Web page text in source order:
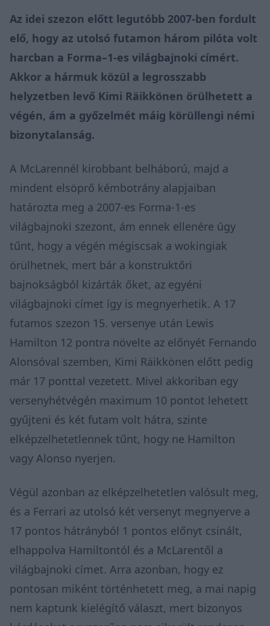
Az idei szezon előtt legutóbb 2007-ben fordult
elő, hogy az utolsó futamon három pilóta volt
harcban a Forma–1-es világbajnoki címért.
Akkor a hármuk közül a legrosszabb
helyzetben levő Kimi Räikkönen örülhetett a
végén, ám a győzelmét máig körüllengi némi
bizonytalanság.
A McLarennél kirobbant belháború, majd a
mindent elsöprő kémbotrány alapjaiban
határozta meg a 2007-es Forma-1-es
világbajnoki szezont, ám ennek ellenére úgy
tűnt, hogy a végén mégiscsak a wokingiak
örülhetnek, mert bár a konstruktőri
bajnokságból kizárták őket, az egyéni
világbajnoki címet így is megnyerhetik. A 17
futamos szezon 15. versenye után Lewis
Hamilton 12 pontra növelte az előnyét Fernando
Alonsóval szemben, Kimi Räikkönen előtt pedig
már 17 ponttal vezetett. Mivel akkoriban egy
versenyhétvégén maximum 10 pontot lehetett
gyűjteni és két futam volt hátra, szinte
elképzelhetetlennek tűnt, hogy ne Hamilton
vagy Alonso nyerjen.
Végül azonban az elképzelhetetlen valósult meg,
és a Ferrari az utolsó két versenyt megnyerve a
17 pontos hátrányból 1 pontos előnyt csinált,
elhappolva Hamiltontól és a McLarentől a
világbajnoki címet. Arra azonban, hogy ez
pontosan miként történhetett meg, a mai napig
nem kaptunk kielégítő választ, mert bizonyos